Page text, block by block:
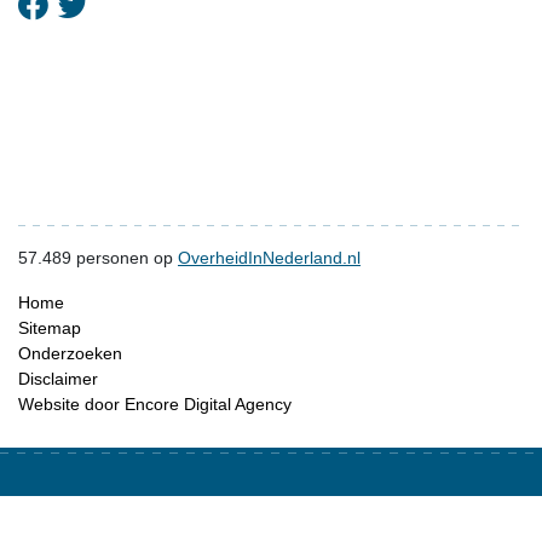
57.489 personen op OverheidInNederland.nl
Home
Sitemap
Onderzoeken
Disclaimer
Website door Encore Digital Agency